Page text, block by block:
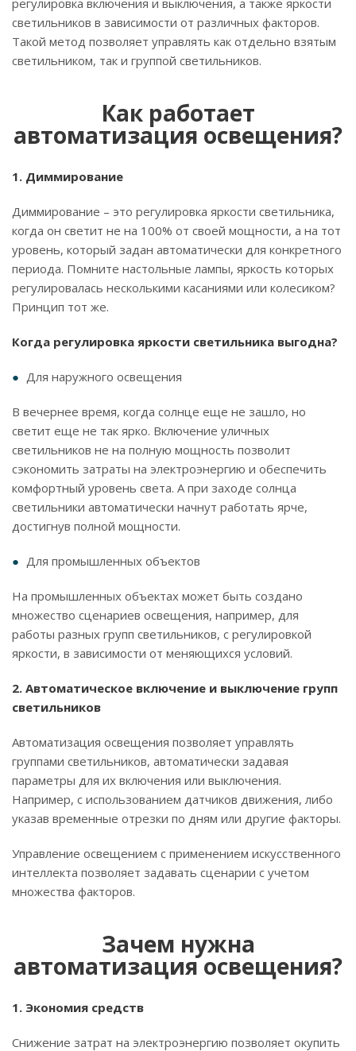
светильников в зависимости от различных факторов.
Такой метод позволяет управлять как отдельно взятым
светильником, так и группой светильников.
Как работает
автоматизация освещения?
1. Диммирование
Диммирование – это регулировка яркости светильника,
когда он светит не на 100% от своей мощности, а на тот
уровень, который задан автоматически для конкретного
периода. Помните настольные лампы, яркость которых
регулировалась несколькими касаниями или колесиком?
Принцип тот же.
Когда регулировка яркости светильника выгодна?
Для наружного освещения
В вечернее время, когда солнце еще не зашло, но
светит еще не так ярко. Включение уличных
светильников не на полную мощность позволит
сэкономить затраты на электроэнергию и обеспечить
комфортный уровень света. А при заходе солнца
светильники автоматически начнут работать ярче,
достигнув полной мощности.
Для промышленных объектов
На промышленных объектах может быть создано
множество сценариев освещения, например, для
работы разных групп светильников, с регулировкой
яркости, в зависимости от меняющихся условий.
2. Автоматическое включение и выключение групп
светильников
Автоматизация освещения позволяет управлять
группами светильников, автоматически задавая
параметры для их включения или выключения.
Например, с использованием датчиков движения, либо
указав временные отрезки по дням или другие факторы.
Управление освещением с применением искусственного
интеллекта позволяет задавать сценарии с учетом
множества факторов.
Зачем нужна
автоматизация освещения?
1. Экономия средств
Снижение затрат на электроэнергию позволяет окупить